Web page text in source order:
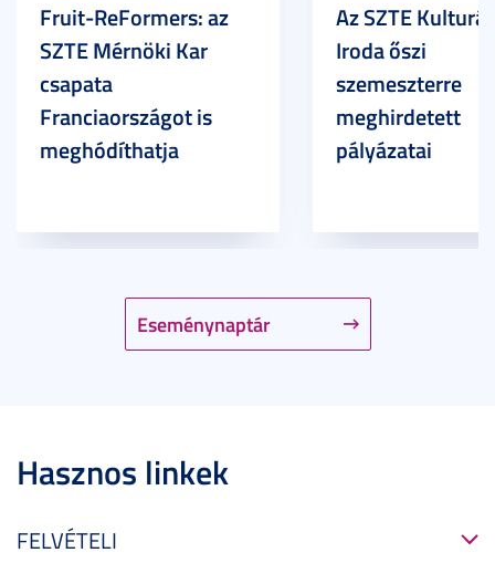
Eseménynaptár
Fruit-ReFormers: az
SZTE Mérnöki Kar
csapata
Franciaországot is
meghódíthatja
Az SZTE
Iroda őszi
szemeszterre
meghirdetett
pályázatai
Hasznos linkek
FELVÉTELI